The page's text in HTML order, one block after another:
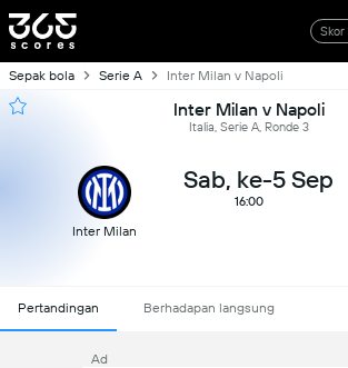
Skor
Sepak bola Serie A Inter Milan v Napoli
Inter Milan v Napoli
Italia, Serie A, Ronde 3
Inter Milan
Sab, ke-5 Sep
16:00
Pertandingan Berhadapan langsung
Ad